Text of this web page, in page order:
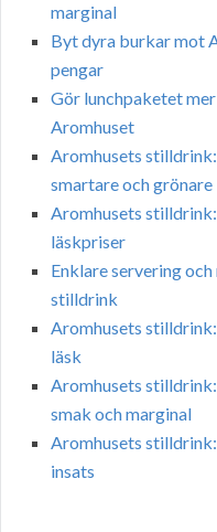
marginal
Byt dyra burkar mot
pengar
Gör lunchpaketet
Aromhuset
Aromhusets
smartare och grönare
Aromhusets
läskpriser
Enklare servering
stilldrink
Aromhusets
läsk
Aromhusets
smak och marginal
Aromhusets
insats